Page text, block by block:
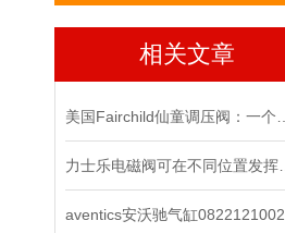
相关文章
aventics安沃驰气缸0822121002